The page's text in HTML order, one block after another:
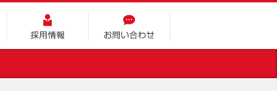
採用情報 お問い合わせ